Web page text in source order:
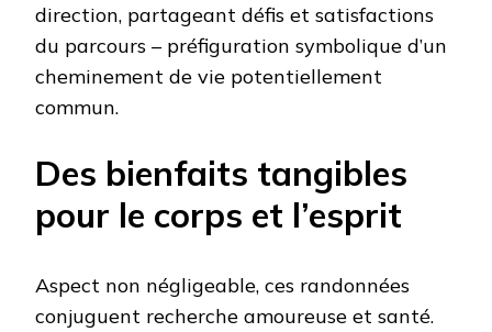
direction, partageant défis et satisfactions
du parcours – préfiguration symbolique d’un
cheminement de vie potentiellement
commun.
Des bienfaits tangibles
pour le corps et l’esprit
Aspect non négligeable, ces randonnées
conjuguent recherche amoureuse et santé.